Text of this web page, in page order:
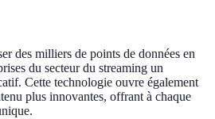
des milliers de points de données en
du secteur du streaming un
Cette technologie ouvre également
plus innovantes, offrant à chaque